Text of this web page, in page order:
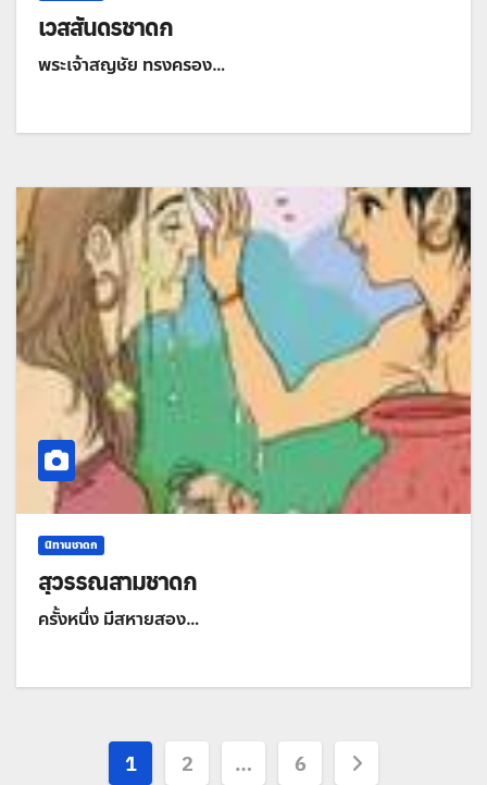
เวสสันดรชาดก
พระเจ้าสญชัย ทรงครอง…
นิทานชาดก
สุวรรณสามชาดก
ครั้งหนึ่ง มีสหายสอง…
Posts
1 2 … 6